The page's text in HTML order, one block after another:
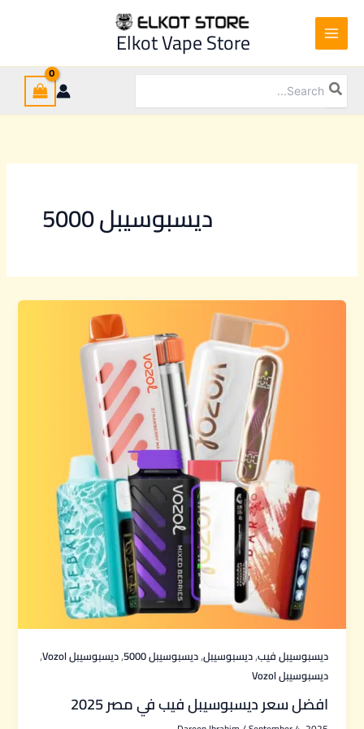
content
Elkot Vape Store
Search
for:
ديسبوسيبل 5000
ديسبوسيبل فيب,ديسبوسيبل,ديسبوسيبل 5000 ,ديسبوسيبل Vozol ,
ديسبوسيبل Vozol
افضل سعر ديسبوسيبل فيب في مصر 2025